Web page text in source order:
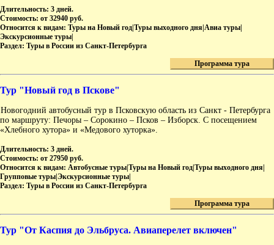
Длительность: 3 дней.
Стоимость: от 32940 руб.
Относится к видам: Туры на Новый год|Туры выходного дня|Авиа туры|
Экскурсионные туры|
Раздел: Туры в России из Санкт-Петербурга
Программа тура
Тур "Новый год в Пскове"
Новогодний автобусный тур в Псковскую область из Санкт - Петербурга
по маршруту: Печоры – Сорокино – Псков – Изборск. С посещением
«Хлебного хутора» и «Медового хуторка».
Длительность: 3 дней.
Стоимость: от 27950 руб.
Относится к видам: Автобусные туры|Туры на Новый год|Туры выходного дня|
Групповые туры|Экскурсионные туры|
Раздел: Туры в России из Санкт-Петербурга
Программа тура
Тур "От Каспия до Эльбруса. Авиаперелет включен"